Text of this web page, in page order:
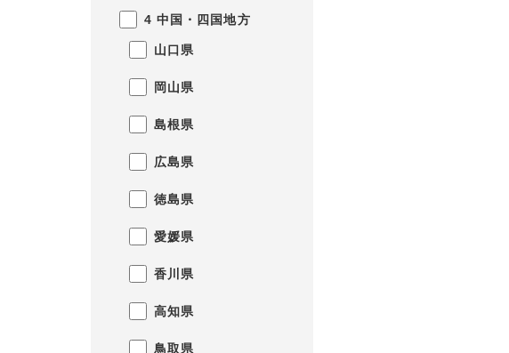
4 中国・四国地方
山口県
岡山県
島根県
広島県
徳島県
愛媛県
香川県
高知県
鳥取県